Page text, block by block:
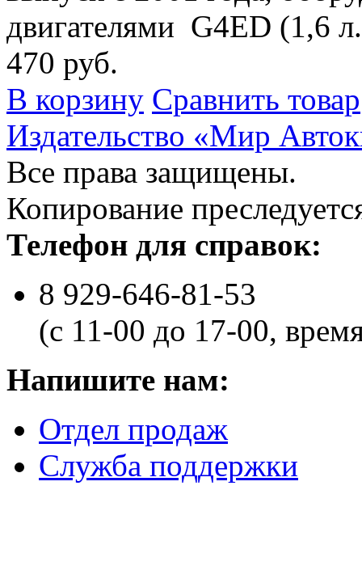
двигателями G4ED (1,6
470 руб.
В корзину Сравнить товар
Издательство «Мир
Все права защищены.
Копирование
Телефон для справок:
8 929-646-81-53
(с 11-00 до 17-00,
Напишите нам:
Отдел продаж
Служба поддержки